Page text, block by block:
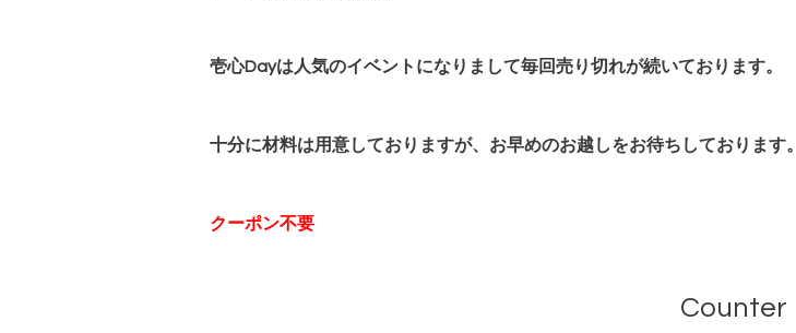
壱心Dayは人気のイベントになりまして毎回売り切れが続いております。
十分に材料は用意しておりますが、お早めのお越しをお待ちしております。
クーポン不要
Counter